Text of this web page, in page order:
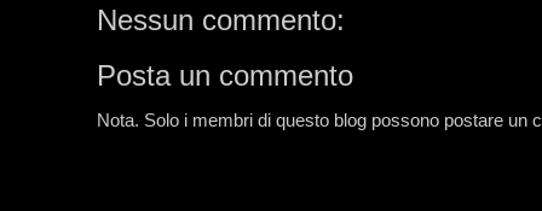
Nessun commento:
Posta un commento
Nota. Solo i membri di questo blog possono postare un